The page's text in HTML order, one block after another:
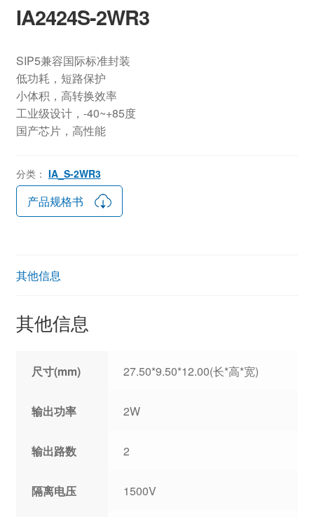
IA2424S-2WR3
SIP5兼容国际标准封装
低功耗，短路保护
小体积，高转换效率
工业级设计，-40~+85度
国产芯片，高性能
分类： IA_S-2WR3
产品规格书
其他信息
其他信息
尺寸(mm) 27.50*9.50*12.00(长*高*宽)
输出功率 2W
输出路数 2
隔离电压 1500V